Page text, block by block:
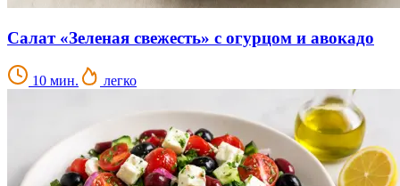
Салат «Зеленая свежесть» с огурцом и авокадо
10 мин. легко